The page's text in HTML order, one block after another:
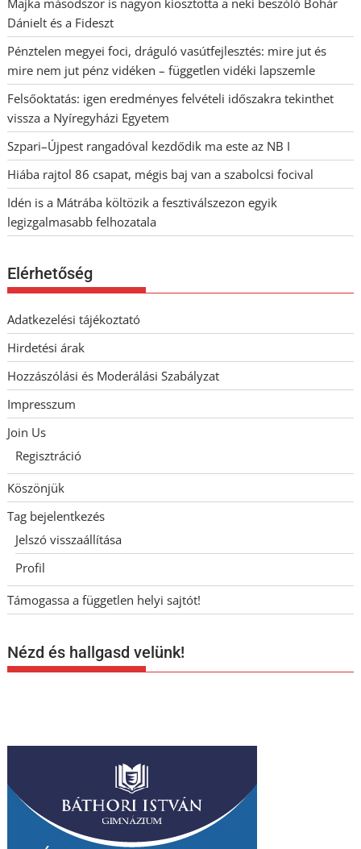
Dánielt és a Fideszt
Pénztelen megyei foci, dráguló vasútfejlesztés: mire jut és
mire nem jut pénz vidéken – független vidéki lapszemle
Felsőoktatás: igen eredményes felvételi időszakra tekinthet
vissza a Nyíregyházi Egyetem
Szpari–Újpest rangadóval kezdődik ma este az NB I
Hiába rajtol 86 csapat, mégis baj van a szabolcsi focival
Idén is a Mátrába költözik a fesztiválszezon egyik
legizgalmasabb felhozatala
Elérhetőség
Adatkezelési tájékoztató
Hirdetési árak
Hozzászólási és Moderálási Szabályzat
Impresszum
Join Us
Regisztráció
Köszönjük
Tag bejelentkezés
Jelszó visszaállítása
Profil
Támogassa a független helyi sajtót!
Nézd és hallgasd velünk!